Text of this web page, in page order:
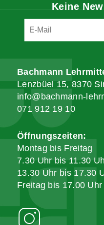
Keine
Bachmann
Lenzbüel 15, 8370
info@bachmann-
071 912 19 10
Öffnungszeiten:
Montag bis Freitag
7.30 Uhr bis 11.30
13.30 Uhr bis 17.30
Freitag bis 17.00 Uhr